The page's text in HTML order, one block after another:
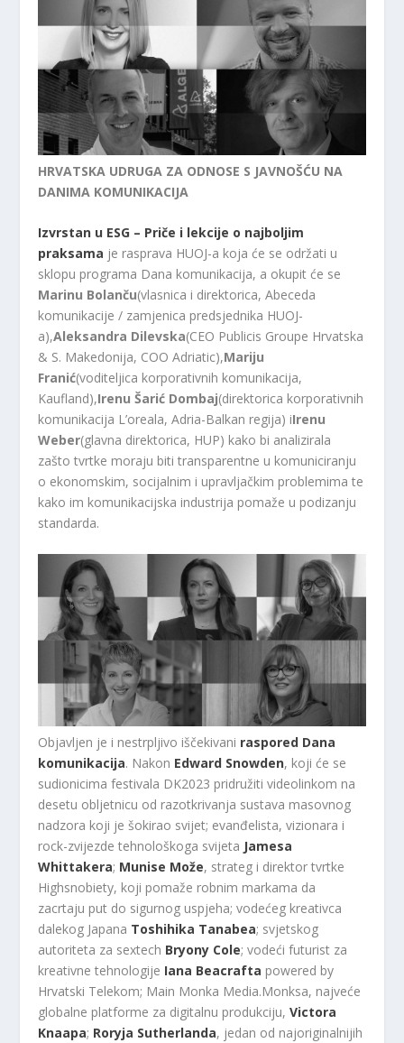
HRVATSKA UDRUGA ZA ODNOSE S JAVNOŠĆU NA
DANIMA KOMUNIKACIJA
Izvrstan u ESG – Priče i lekcije o najboljim
praksama je rasprava HUOJ-a koja će se održati u
sklopu programa Dana komunikacija, a okupit će se
Marinu Bolanču(vlasnica i direktorica, Abeceda
komunikacije / zamjenica predsjednika HUOJ-
a),Aleksandra Dilevska(CEO Publicis Groupe Hrvatska
& S. Makedonija, COO Adriatic),Mariju
Franić(voditeljica korporativnih komunikacija,
Kaufland),Irenu Šarić Dombaj(direktorica korporativnih
komunikacija L’oreala, Adria-Balkan regija) iIrenu
Weber(glavna direktorica, HUP) kako bi analizirala
zašto tvrtke moraju biti transparentne u komuniciranju
o ekonomskim, socijalnim i upravljačkim problemima te
kako im komunikacijska industrija pomaže u podizanju
standarda.
Objavljen je i nestrpljivo iščekivani raspored Dana
komunikacija. Nakon Edward Snowden, koji će se
sudionicima festivala DK2023 pridružiti videolinkom na
desetu obljetnicu od razotkrivanja sustava masovnog
nadzora koji je šokirao svijet; evanđelista, vizionara i
rock-zvijezde tehnološkoga svijeta Jamesa
Whittakera; Munise Može, strateg i direktor tvrtke
Highsnobiety, koji pomaže robnim markama da
zacrtaju put do sigurnog uspjeha; vodećeg kreativca
dalekog Japana Toshihika Tanabea; svjetskog
autoriteta za sextech Bryony Cole; vodeći futurist za
kreativne tehnologije Iana Beacrafta powered by
Hrvatski Telekom; Main Monka Media.Monksa, najveće
globalne platforme za digitalnu produkciju,Victora
Knaapa; Roryja Sutherlanda, jedan od najoriginalnijih